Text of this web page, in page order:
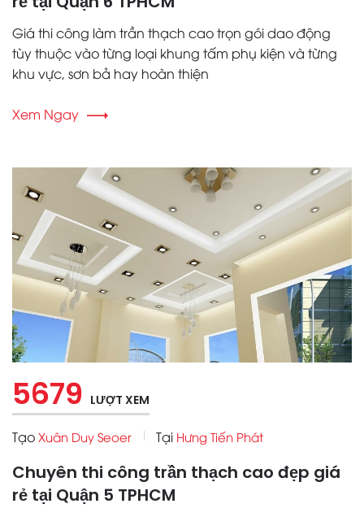
Giá thi công làm trần thạch cao trọn gói dao động
tùy thuộc vào từng loại khung tấm phụ kiện và từng
khu vực, sơn bả hay hoàn thiện
Xem Ngay
5679 LƯỢT XEM
Tạo Xuân Duy Seoer Tại Hưng Tiến Phát
Chuyên thi công trần thạch cao đẹp giá
rẻ tại Quận 5 TPHCM